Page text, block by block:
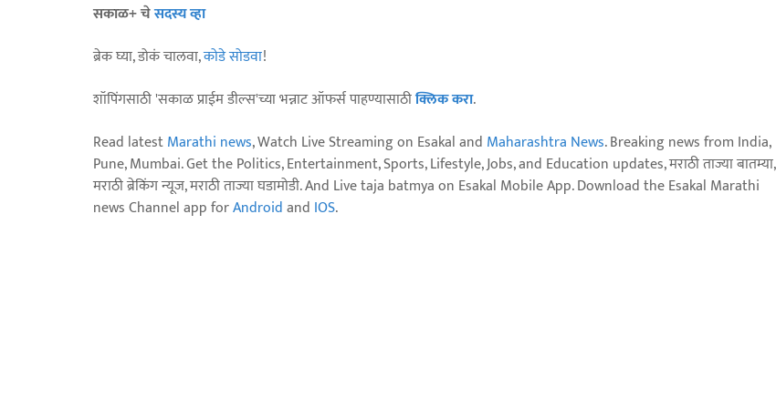
सकाळ+ चेसदस्य व्हा
ब्रेक घ्या, डोकं चालवा,कोडे सोडवा!
शॉपिंगसाठी 'सकाळ प्राईम डील्स'च्या भन्नाट ऑफर्स पाहण्यासाठीक्लिक करा.
Read latestMarathi news, Watch Live Streaming on Esakal and Maharashtra News. Breaking news from India,
Pune, Mumbai. Get the Politics, Entertainment, Sports, Lifestyle, Jobs, and Education updates, मराठी ताज्या बातम्या,
मराठी ब्रेकिंग न्यूज, मराठी ताज्या घडामोडी. And Live taja batmya on Esakal Mobile App. Download the Esakal Marathi
news Channel app forAndroidand IOS.